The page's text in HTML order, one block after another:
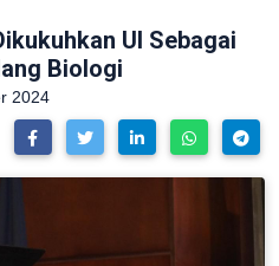
UI Sebagai
Biologi
2024